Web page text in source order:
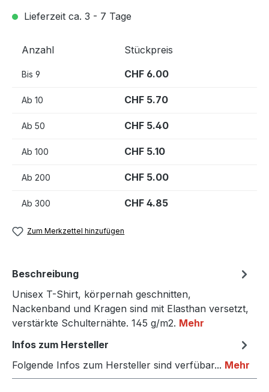
Lieferzeit ca. 3 - 7 Tage
Anzahl Stückpreis
Bis 9 CHF 6.00
Ab 10 CHF 5.70
Ab 50 CHF 5.40
Ab 100 CHF 5.10
Ab 200 CHF 5.00
Ab 300 CHF 4.85
Zum Merkzettel hinzufügen
Beschreibung
Unisex T-Shirt, körpernah geschnitten,
Nackenband und Kragen sind mit Elasthan versetzt,
verstärkte Schulternähte. 145 g/m2. Mehr
Infos zum Hersteller
Folgende Infos zum Hersteller sind verfübar... Mehr